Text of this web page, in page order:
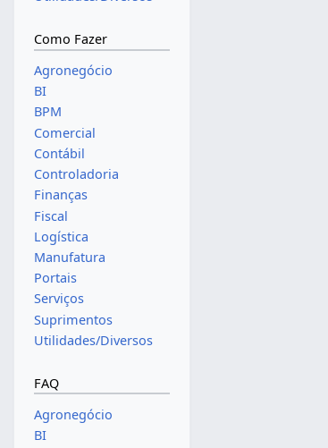
Como Fazer
Agronegócio
BI
BPM
Comercial
Contábil
Controladoria
Finanças
Fiscal
Logística
Manufatura
Portais
Serviços
Suprimentos
Utilidades/Diversos
FAQ
Agronegócio
BI